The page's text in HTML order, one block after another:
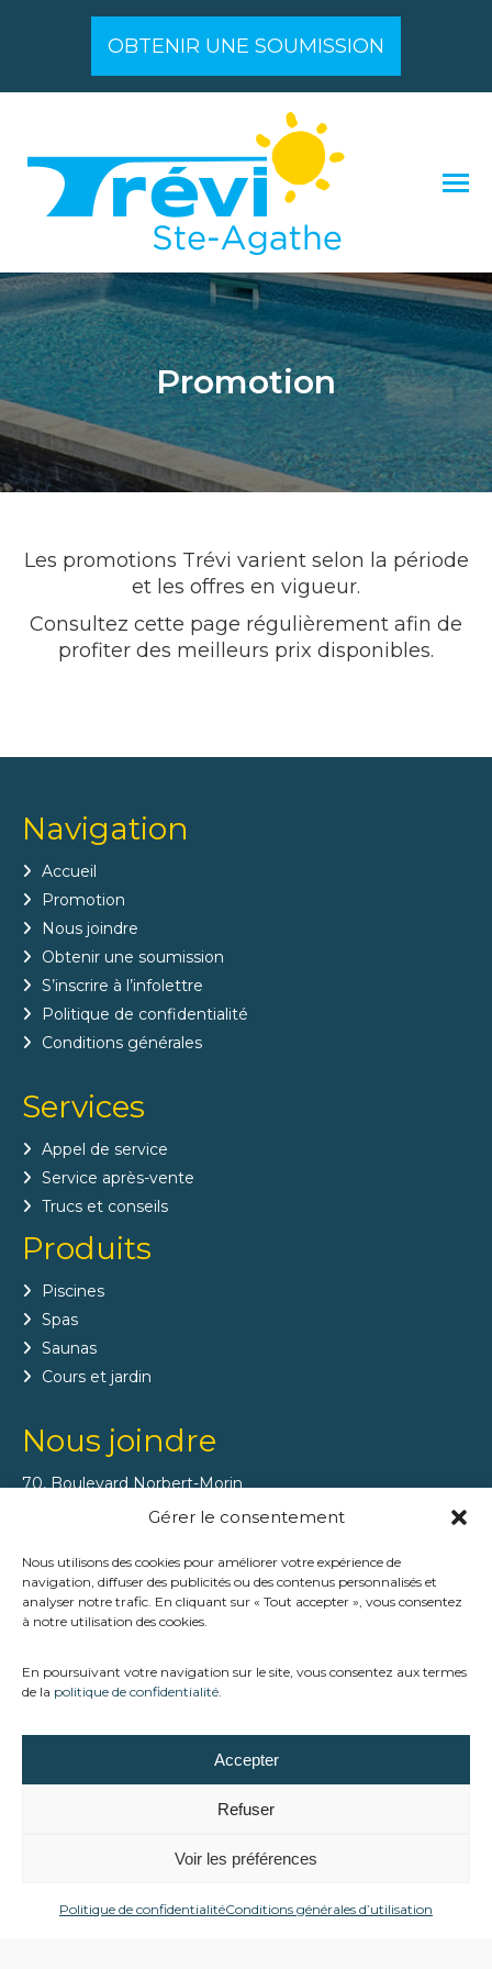
Gérer le consentement
Nous utilisons des cookies pour améliorer votre expérience de
navigation, diffuser des publicités ou des contenus personnalisés et
analyser notre trafic. En cliquant sur « Tout accepter », vous consentez
à notre utilisation des cookies.
En poursuivant votre navigation sur le site, vous consentez aux termes
de la politique de confidentialité.
Accepter
Refuser
Voir les préférences
Politique de confidentialitéConditions générales d’utilisation
OBTENIR UNE SOUMISSION
Promotion
Les promotions Trévi varient selon la période
et les offres en vigueur.
Consultez cette page régulièrement afin de
profiter des meilleurs prix disponibles.
Navigation
Accueil
Promotion
Nous joindre
Obtenir une soumission
S’inscrire à l’infolettre
Politique de confidentialité
Conditions générales
Services
Appel de service
Service après-vente
Trucs et conseils
Produits
Piscines
Spas
Saunas
Cours et jardin
Nous joindre
70, Boulevard Norbert-Morin
Sainte-Agathe-des-Monts
(819) 326-5154
(819) 326-8978
Chez Trévi Ste-Agathe, nous accompagnons les familles
allient détente, plaisir et tranquillité d’esprit.